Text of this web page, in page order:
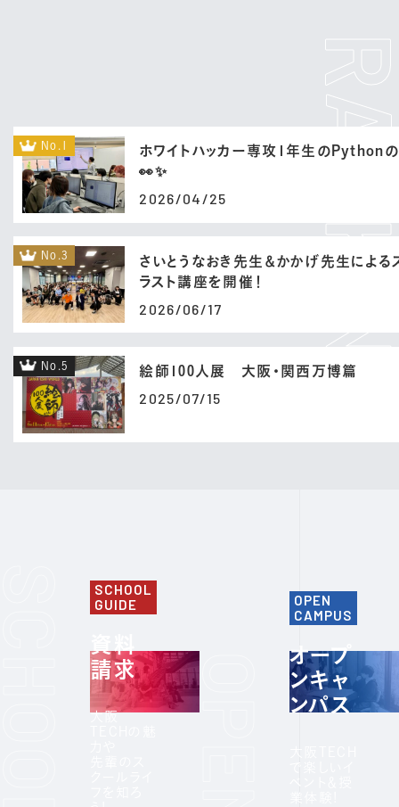
No.1
ホワイトハッカー専攻1年生のPython
👀✨
2026/04/25
No.3
さいとうなおき先生＆かかげ先生による
ラスト講座を開催！
2026/06/17
No.5 絵師100人展 大阪・関西万博篇
2025/07/15
SCHOOL
GUIDE
資料
請求
大阪
OPEN
CAMPUS
オープ
ンキャ
ンパス
で楽しいイ
ベント＆授
業体験!